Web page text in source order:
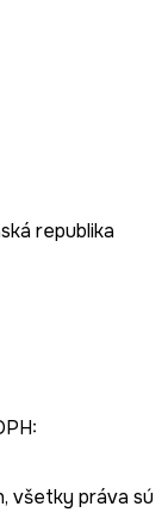
republika
všetky práva sú